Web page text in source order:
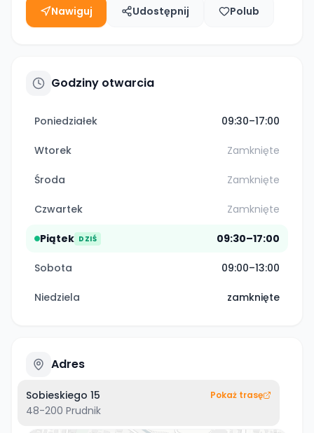
Nawiguj Udostępnij Polub
Godziny otwarcia
Poniedziałek 09:30–17:00
Wtorek Zamknięte
Środa Zamknięte
Czwartek Zamknięte
Piątek DZIŚ 09:30–17:00
Sobota 09:00–13:00
Niedziela zamknięte
Adres
Sobieskiego 15
48-200 Prudnik
Pokaż trasę